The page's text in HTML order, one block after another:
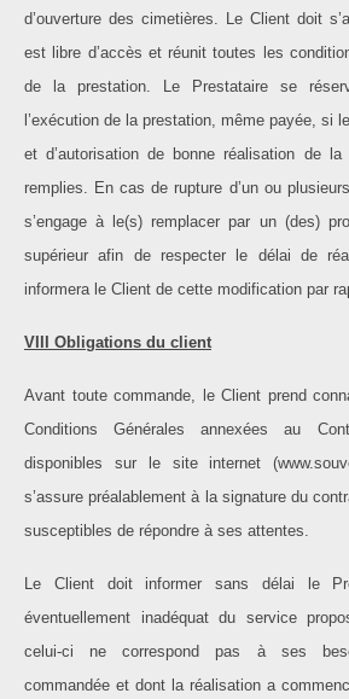
d’ouverture des cimetières. Le Client doit
est libre d’accès et réunit toutes les
de la prestation. Le Prestataire se
l’exécution de la prestation, même payée, si
et d’autorisation de bonne réalisation de
remplies. En cas de rupture d’un ou
s’engage à le(s) remplacer par un (des)
supérieur afin de respecter le délai de
informera le Client de cette modification par
VIII Obligations du client
Avant toute commande, le Client prend
Conditions Générales annexées au
disponibles sur le site internet
s’assure préalablement à la signature du
susceptibles de répondre à ses attentes.
Le Client doit informer sans délai le
éventuellement inadéquat du service
celui-ci ne correspond pas à ses
commandée et dont la réalisation a